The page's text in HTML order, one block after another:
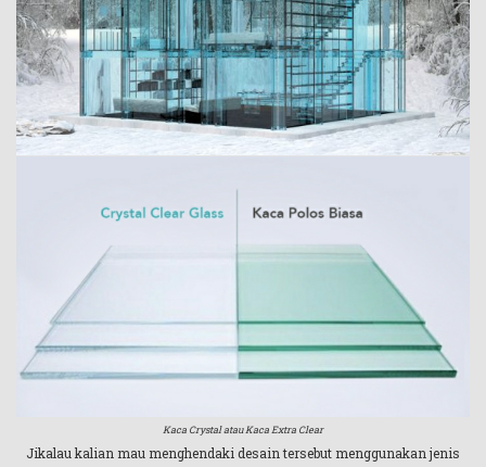
Kaca Crystal atau Kaca Extra Clear
Jikalau kalian mau menghendaki desain tersebut menggunakan jenis